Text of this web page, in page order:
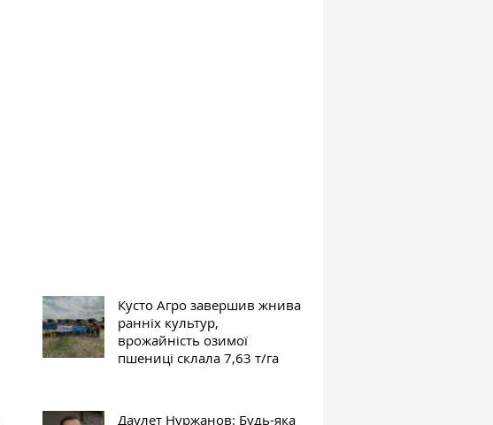
Кусто Агро завершив жнива
ранніх культур,
врожайність озимої
пшениці склала 7,63 т/га
Даулет Нуржанов: Будь-яка